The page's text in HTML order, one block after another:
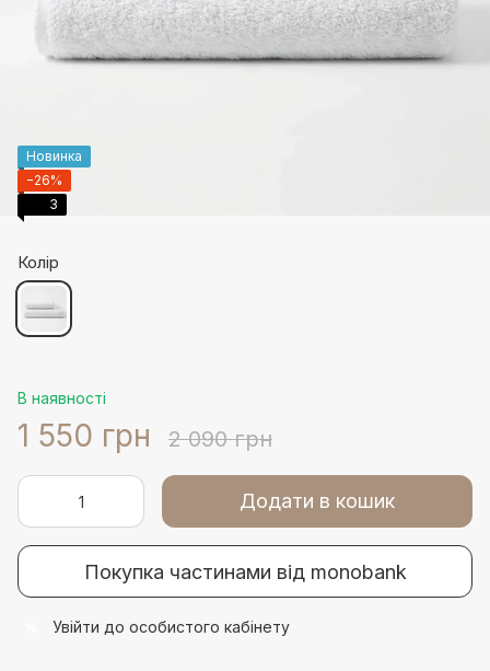
Новинка
−26%
3
Колір
В наявності
1 550 грн 2 090 грн
Додати в кошик
Покупка частинами від monobank
Увійти до особистого кабінету